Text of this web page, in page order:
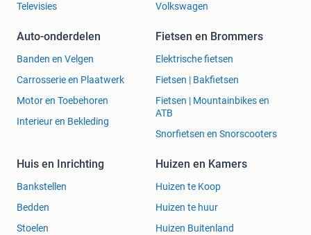
Televisies
Volkswagen
Auto-onderdelen
Banden en Velgen
Carrosserie en Plaatwerk
Motor en Toebehoren
Interieur en Bekleding
Fietsen en Brommers
Elektrische fietsen
Fietsen | Bakfietsen
Fietsen | Mountainbikes en
ATB
Snorfietsen en Snorscooters
Huis en Inrichting
Bankstellen
Bedden
Stoelen
Huizen en Kamers
Huizen te Koop
Huizen te huur
Huizen Buitenland